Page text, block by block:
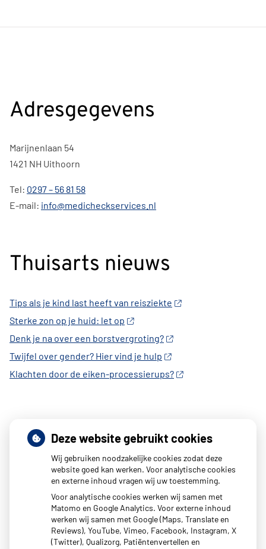
Adresgegevens
Marijnenlaan 54
1421 NH Uithoorn
Tel: 0297 – 56 81 58
E-mail: info@medicheckservices.nl
Thuisarts nieuws
Tips als je kind last heeft van reisziekte
Sterke zon op je huid: let op
Denk je na over een borstvergroting?
Twijfel over gender? Hier vind je hulp
Klachten door de eiken-processierups?
Deze website gebruikt cookies
Wij gebruiken noodzakelijke cookies zodat deze
website goed kan werken. Voor analytische cookies
en externe inhoud vragen wij uw toestemming.
Voor analytische cookies werken wij samen met
Matomo en Google Analytics. Voor externe inhoud
werken wij samen met Google (Maps, Translate en
Reviews), YouTube, Vimeo, Facebook, Instagram, X
(Twitter), Qualizorg, Patiëntenvertellen en